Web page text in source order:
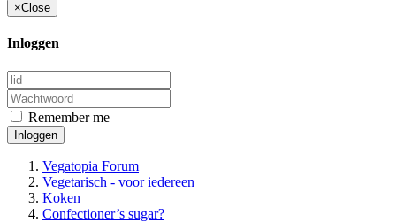
×Close
Inloggen
Remember me
Inloggen
Vegatopia Forum
Vegetarisch - voor iedereen
Koken
Confectioner’s sugar?